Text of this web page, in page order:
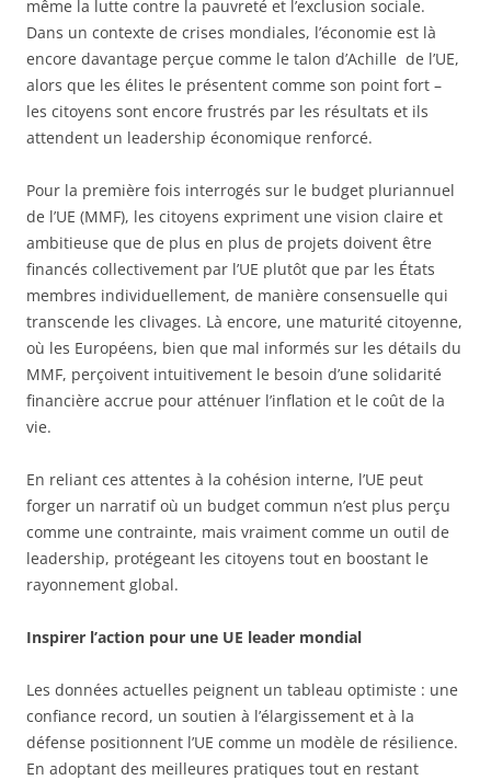
même la lutte contre la pauvreté et l’exclusion sociale.
Dans un contexte de crises mondiales, l’économie est là
encore davantage perçue comme le talon d’Achille de l’UE,
alors que les élites le présentent comme son point fort –
les citoyens sont encore frustrés par les résultats et ils
attendent un leadership économique renforcé.
Pour la première fois interrogés sur le budget pluriannuel
de l’UE (MMF), les citoyens expriment une vision claire et
ambitieuse que de plus en plus de projets doivent être
financés collectivement par l’UE plutôt que par les États
membres individuellement, de manière consensuelle qui
transcende les clivages. Là encore, une maturité citoyenne,
où les Européens, bien que mal informés sur les détails du
MMF, perçoivent intuitivement le besoin d’une solidarité
financière accrue pour atténuer l’inflation et le coût de la
vie.
En reliant ces attentes à la cohésion interne, l’UE peut
forger un narratif où un budget commun n’est plus perçu
comme une contrainte, mais vraiment comme un outil de
leadership, protégeant les citoyens tout en boostant le
rayonnement global.
Inspirer l’action pour une UE leader mondial
Les données actuelles peignent un tableau optimiste : une
confiance record, un soutien à l’élargissement et à la
défense positionnent l’UE comme un modèle de résilience.
En adoptant des meilleures pratiques tout en restant